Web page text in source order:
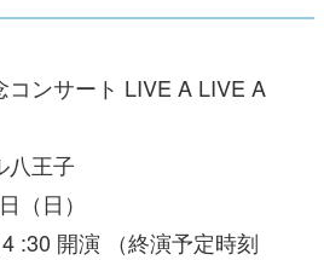
ンサート LIVE A LIVE A
八王子
（日）
:30 開演 （終演予定時刻